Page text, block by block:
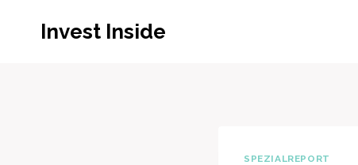
Invest Inside
SPEZIALREPORT